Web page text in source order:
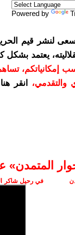
Powered by
قيم الحرية،
يعتمد
أو أكثر حسب
والتقدمي،
انقر
المتمدن»
في رحيل شاكر